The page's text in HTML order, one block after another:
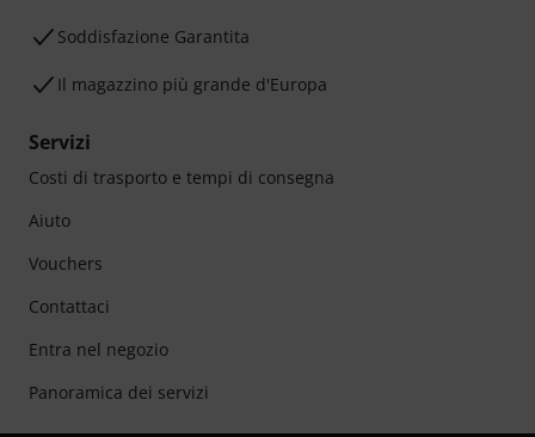
Soddisfazione Garantita
Il magazzino più grande d'Europa
Servizi
Costi di trasporto e tempi di consegna
Aiuto
Vouchers
Contattaci
Entra nel negozio
Panoramica dei servizi